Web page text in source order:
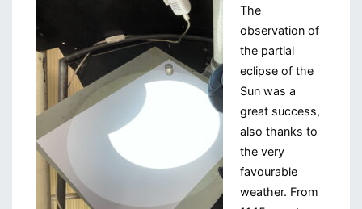
The
observation of
the partial
eclipse of the
Sun was a
great success,
also thanks to
the very
favourable
weather. From